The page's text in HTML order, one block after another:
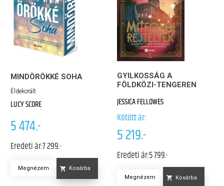
MINDÖRÖKKÉ SOHA
Éldekorált
LUCY SCORE
5 474.-
Eredeti ár:7 299.-
Megnézem Kosárba
GYILKOSSÁG A
FÖLDKÖZI-TENGEREN
JESSICA FELLOWES
Kötött ár:
5 219.-
Eredeti ár:5 799.-
Megnézem Kosárba